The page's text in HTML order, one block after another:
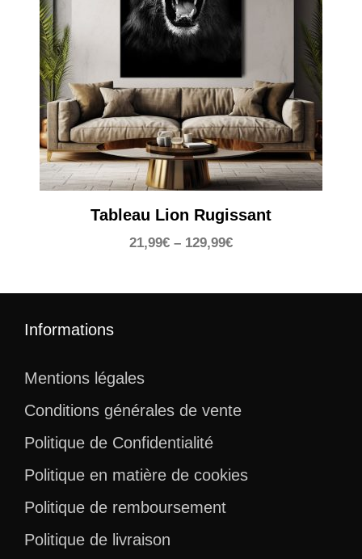
Tableau Lion Rugissant
21,99€ – 129,99€
Informations
Mentions légales
Conditions générales de vente
Politique de Confidentialité
Politique en matière de cookies
Politique de remboursement
Politique de livraison